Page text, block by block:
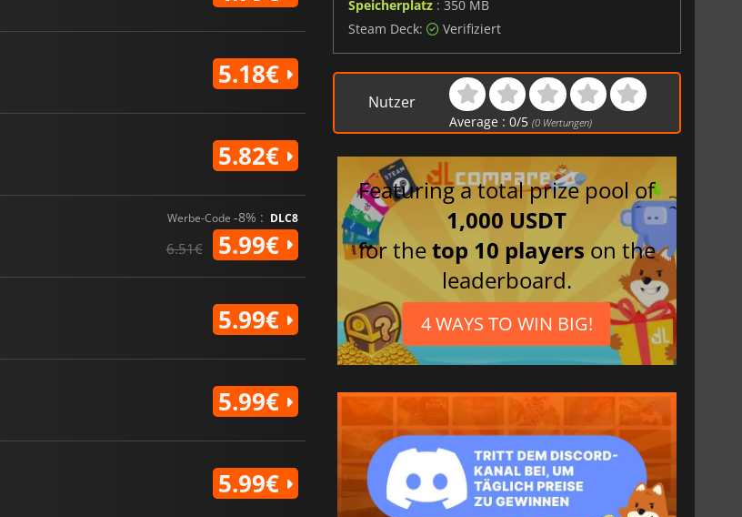
5.18€
5.82€
Werbe-Code -8% : DLC8
6.51€ 5.99€
5.99€
5.99€
5.99€
Speicherplatz: 350 MB
Steam Deck: Verifiziert
Nutzer
Average :0/5 (0 Wertungen)
Featuring a total prize pool of
1,000 USDT
for thetop 10 players on the
leaderboard.
4 WAYS TO WIN BIG!